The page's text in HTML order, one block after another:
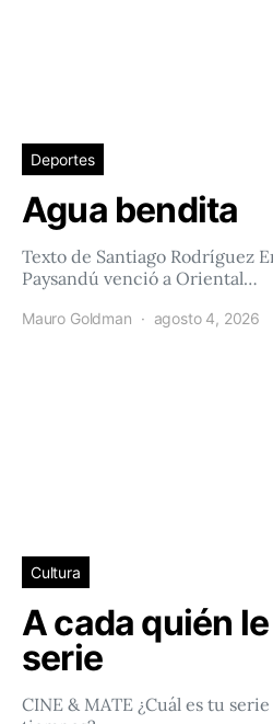
Deportes
Agua bendita
Texto de Santiago Rodríguez
Paysandú venció a Oriental…
Mauro Goldman agosto 4, 2026
Cultura
A cada quién le
serie
CINE & MATE ¿Cuál es tu